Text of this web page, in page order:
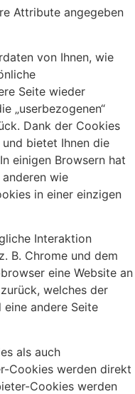
Attribute angegeben
von Ihnen, wie
Seite wieder
„userbezogenen“
Dank der Cookies
bietet Ihnen die
einigen Browsern hat
wie
in einer einzigen
Interaktion
B. Chrome und dem
eine Website an
welches der
andere Seite
als auch
Cookies werden direkt
Cookies werden